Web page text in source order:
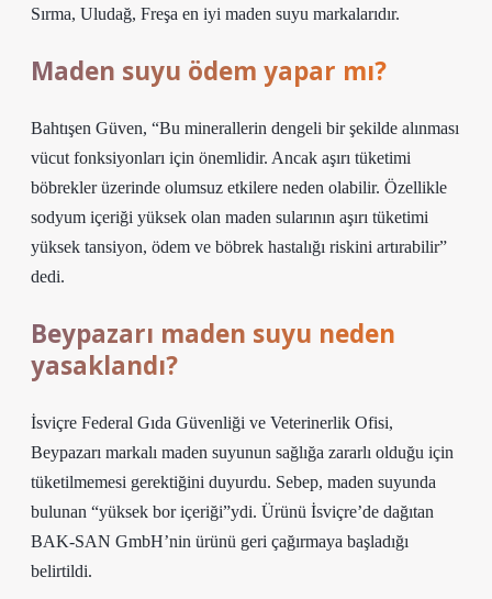
Sırma, Uludağ, Freşa en iyi maden suyu markalarıdır.
Maden suyu ödem yapar mı?
Bahtışen Güven, “Bu minerallerin dengeli bir şekilde alınması
vücut fonksiyonları için önemlidir. Ancak aşırı tüketimi
böbrekler üzerinde olumsuz etkilere neden olabilir. Özellikle
sodyum içeriği yüksek olan maden sularının aşırı tüketimi
yüksek tansiyon, ödem ve böbrek hastalığı riskini artırabilir”
dedi.
Beypazarı maden suyu neden
yasaklandı?
İsviçre Federal Gıda Güvenliği ve Veterinerlik Ofisi,
Beypazarı markalı maden suyunun sağlığa zararlı olduğu için
tüketilmemesi gerektiğini duyurdu. Sebep, maden suyunda
bulunan “yüksek bor içeriği”ydi. Ürünü İsviçre’de dağıtan
BAK-SAN GmbH’nin ürünü geri çağırmaya başladığı
belirtildi.